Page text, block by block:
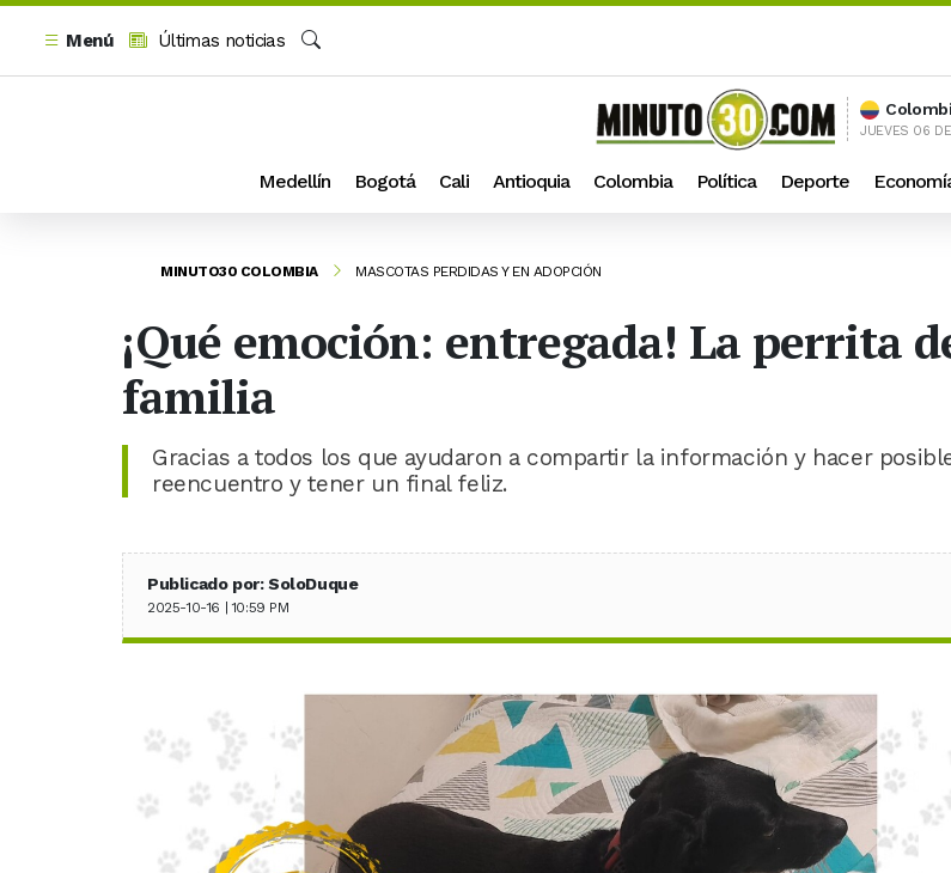
Menú
Últimas noticias
JUEVES 06
Medellín Bogotá Cali Antioquia Colombia Política Deporte
MINUTO30 COLOMBIA MASCOTAS PERDIDAS Y EN ADOPCIÓN
¡Qué emoción: entregada! La perrita
familia
Gracias a todos los que ayudaron a compartir la información y hacer
reencuentro y tener un final feliz.
Publicado por: SoloDuque
2025-10-16 | 10:59 PM